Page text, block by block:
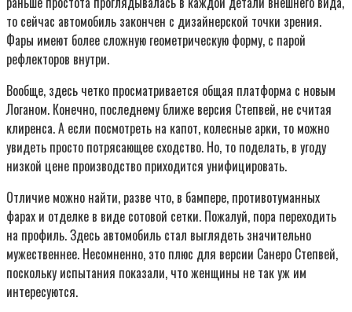
то сейчас автомобиль закончен с дизайнерской точки зрения.
Фары имеют более сложную геометрическую форму, с парой
рефлекторов внутри.
Вообще, здесь четко просматривается общая платформа с новым
Логаном. Конечно, последнему ближе версия Степвей, не считая
клиренса. А если посмотреть на капот, колесные арки, то можно
увидеть просто потрясающее сходство. Но, то поделать, в угоду
низкой цене производство приходится унифицировать.
Отличие можно найти, разве что, в бампере, противотуманных
фарах и отделке в виде сотовой сетки. Пожалуй, пора переходить
на профиль. Здесь автомобиль стал выглядеть значительно
мужественнее. Несомненно, это плюс для версии Санеро Степвей,
поскольку испытания показали, что женщины не так уж им
интересуются.